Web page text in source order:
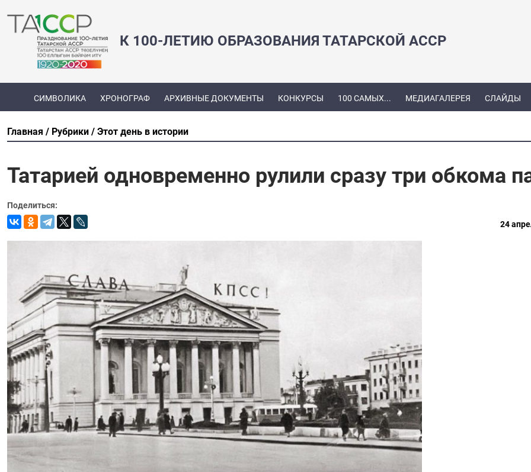
К 100-ЛЕТИЮ ОБРАЗОВАНИЯ ТАТАРСКОЙ АССР
СИМВОЛИКА ХРОНОГРАФ АРХИВНЫЕ ДОКУМЕНТЫ КОНКУРСЫ 100 САМЫХ... МЕДИАГАЛЕРЕЯ СЛАЙДЫ
Главная Рубрики Этот день в истории
Татарией одновременно рулили сразу три обкома
Поделиться:
24